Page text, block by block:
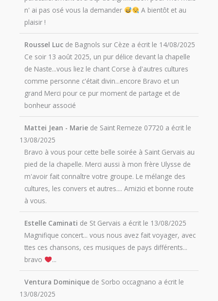
n' ai pas osé vous la demander
A bientôt et au
plaisir !
Roussel Luc de Bagnols sur Cèze a écrit le 14/08/2025
Ce soir 13 août 2025, un pur délice devant la chapelle
de Naste...vous liez le chant Corse à d'autres cultures
comme personne c'était divin...encore Bravo et un
grand Merci pour ce pur moment de partage et de
bonheur associé
Mattei Jean - Marie de Saint Remeze 07720 a écrit le
13/08/2025
Bravo à vous pour cette belle soirée à Saint Gervais au
pied de la chapelle. Merci aussi à mon frère Ulysse de
m'avoir fait connaître votre groupe. Le mélange des
cultures, les convers et autres.... Amizici et bonne route
à vous.
Estelle Caminati de St Gervais a écrit le 13/08/2025
Magnifique concert... vous nous avez fait voyager, avec
ttes ces chansons, ces musiques de pays différents...
bravo
...
Ventura Dominique de Sorbo occagnano a écrit le
13/08/2025